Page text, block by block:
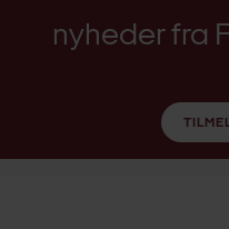
nyheder fra